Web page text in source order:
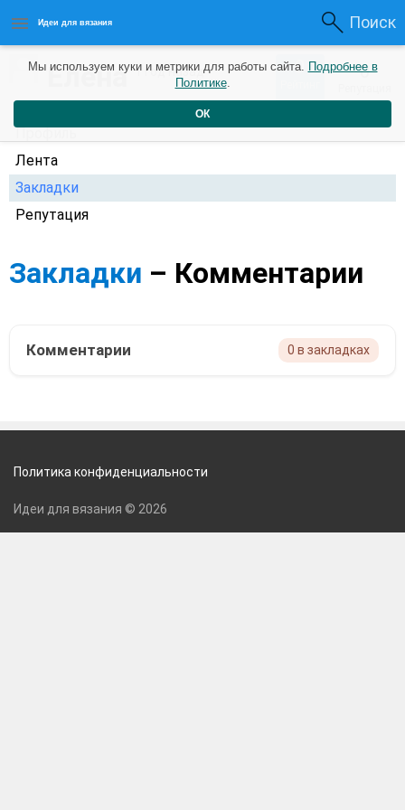
Идеи для вязания Поиск
Елена1 год назад 0 0
Профиль
Лента
Закладки
Репутация
Закладки – Комментарии
Комментарии 0 в закладках
Мы используем куки и метрики для работы сайта. Подробнее в
Политике.
ОК
Политика конфиденциальности
Идеи для вязания © 2026